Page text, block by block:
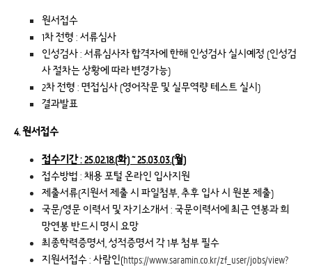
원서접수
1차 전형 : 서류심사
인성검사 : 서류심사자 합격자에 한해 인성검사 실시예정 (인성검
사 절차는 상황에 따라 변경가능)
2차 전형 : 면접심사 (영어작문 및 실무역량 테스트 실시)
결과발표
4. 원서접수
접수기간 : 25.02.18.(화) ~ 25.03.03.(월)
접수방법 : 채용 포털 온라인 입사지원
제출서류(지원서 제출 시 파일첨부, 추후 입사 시 원본 제출)
국문/영문 이력서 및 자기소개서 : 국문이력서에 최근 연봉과 희
망연봉 반드시 명시 요망
최종학력증명서, 성적증명서 각 1부 첨부 필수
지원서접수 : 사람인(https://www.saramin.co.kr/zf_user/jobs/view?